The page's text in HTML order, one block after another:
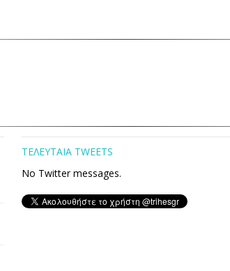
ΤΕΛΕΥΤΑΙΑ TWEETS
No Twitter messages.